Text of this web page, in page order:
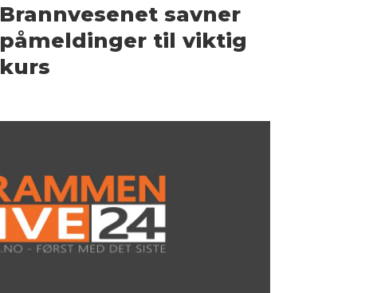
Brannvesenet savner
påmeldinger til viktig
kurs